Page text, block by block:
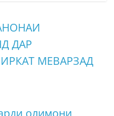
ДАР
МЕВАРЗАД
олимони